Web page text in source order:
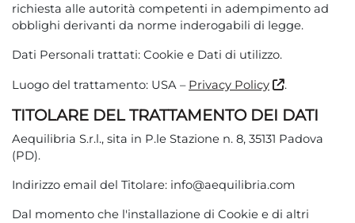
richiesta alle autorità competenti in adempimento ad
obblighi derivanti da norme inderogabili di legge.
Dati Personali trattati: Cookie e Dati di utilizzo.
Luogo del trattamento: USA – Privacy Policy .
TITOLARE DEL TRATTAMENTO DEI DATI
Aequilibria S.r.l., sita in P.le Stazione n. 8, 35131 Padova
(PD).
Indirizzo email del Titolare: info@aequilibria.com
Dal momento che l'installazione di Cookie e di altri